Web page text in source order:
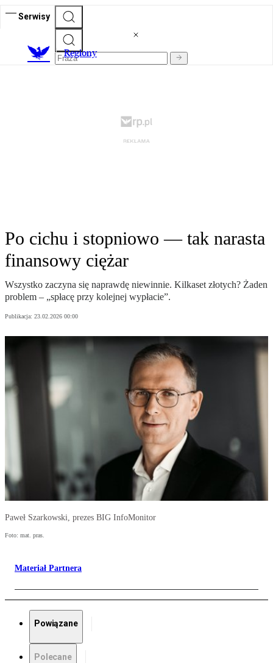
Serwisy
Regiony
Po cichu i stopniowo — tak narasta
finansowy ciężar
Wszystko zaczyna się naprawdę niewinnie. Kilkaset złotych? Żaden
problem – „spłacę przy kolejnej wypłacie”.
Publikacja: 23.02.2026 00:00
Paweł Szarkowski, prezes BIG InfoMonitor
Foto: mat. pras.
Materiał Partnera
Powiązane
Polecane